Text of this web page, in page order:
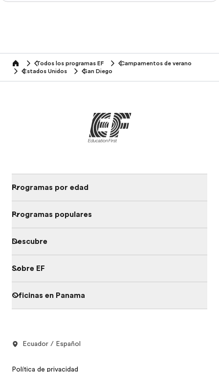
home Todos los programas EF
Campamentos de verano
Estados Unidos
San Diego
Programas por edad
Programas populares
Descubre
Sobre EF
Oficinas en Panama
Ecuador / Español
Política de privacidad